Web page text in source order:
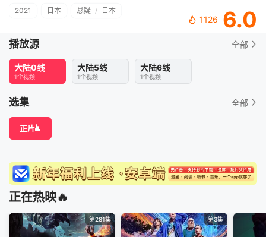
2021 日本 悬疑 / 日本
1126 6.0
播放源 全部
大陆0线
1个视频
大陆5线
1个视频
大陆6线
1个视频
选集 全部
正片
正在热映🔥
第281集 第3集